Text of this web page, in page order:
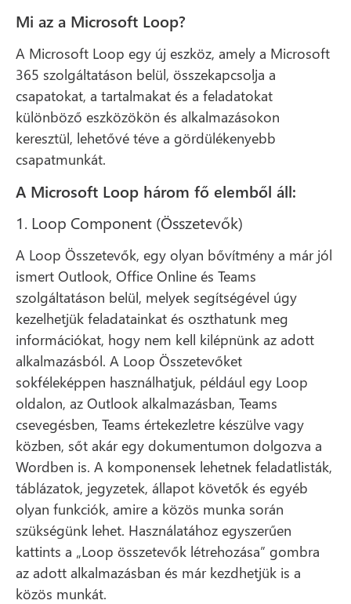
Mi az a Microsoft Loop?
A Microsoft Loop egy új eszköz, amely a Microsoft
365 szolgáltatáson belül, összekapcsolja a
csapatokat, a tartalmakat és a feladatokat
különböző eszközökön és alkalmazásokon
keresztül, lehetővé téve a gördülékenyebb
csapatmunkát.
A Microsoft Loop három fő elemből áll:
1. Loop Component (Összetevők)
A Loop Összetevők, egy olyan bővítmény a már jól
ismert Outlook, Office Online és Teams
szolgáltatáson belül, melyek segítségével úgy
kezelhetjük feladatainkat és oszthatunk meg
információkat, hogy nem kell kilépnünk az adott
alkalmazásból. A Loop Összetevőket
sokféleképpen használhatjuk, például egy Loop
oldalon, az Outlook alkalmazásban, Teams
csevegésben, Teams értekezletre készülve vagy
közben, sőt akár egy dokumentumon dolgozva a
Wordben is. A komponensek lehetnek feladatlisták,
táblázatok, jegyzetek, állapot követők és egyéb
olyan funkciók, amire a közös munka során
szükségünk lehet. Használatához egyszerűen
kattints a „Loop összetevők létrehozása” gombra
az adott alkalmazásban és már kezdhetjük is a
közös munkát.